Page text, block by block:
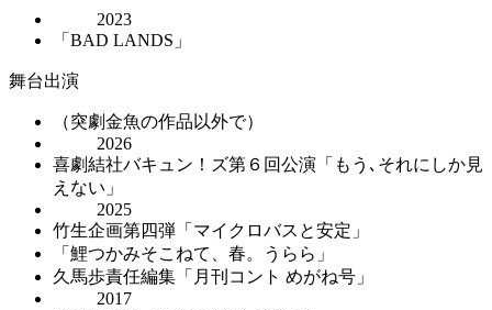
2023
「BAD LANDS」
舞台出演
（突劇金魚の作品以外で）
2026
喜劇結社バキュン！ズ第６回公演「もう､それにしか見
えない」
2025
竹生企画第四弾「マイクロバスと安定」
「鯉つかみそこねて、春。うらら」
久馬歩責任編集「月刊コント めがね号」
2017